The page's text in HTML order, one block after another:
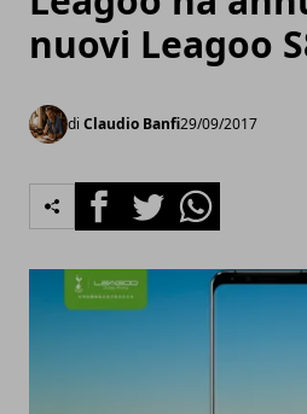
nuovi Leagoo
di Claudio Banfi29/09/2017
FacebookTwitterWhatsapp